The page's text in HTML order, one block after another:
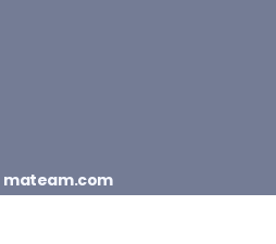
mateam.com